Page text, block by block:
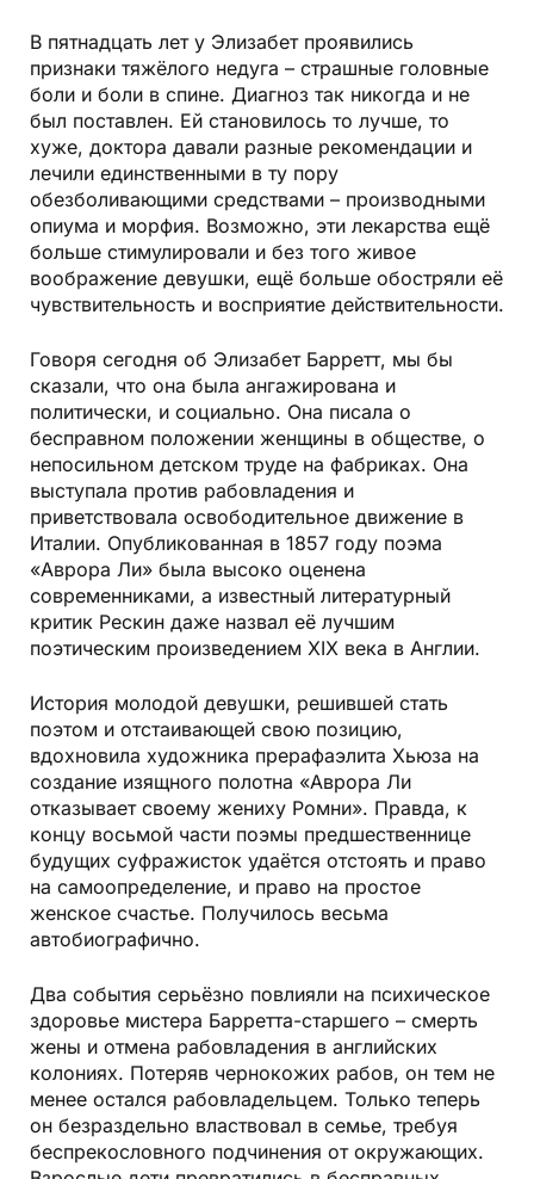
В пятнадцать лет у Элизабет проявились
признаки тяжёлого недуга – страшные головные
боли и боли в спине. Диагноз так никогда и не
был поставлен. Ей становилось то лучше, то
хуже, доктора давали разные рекомендации и
лечили единственными в ту пору
обезболивающими средствами – производными
опиума и морфия. Возможно, эти лекарства ещё
больше стимулировали и без того живое
воображение девушки, ещё больше обостряли её
чувствительность и восприятие действительности.
Говоря сегодня об Элизабет Барретт, мы бы
сказали, что она была ангажирована и
политически, и социально. Она писала о
бесправном положении женщины в обществе, о
непосильном детском труде на фабриках. Она
выступала против рабовладения и
приветствовала освободительное движение в
Италии. Опубликованная в 1857 году поэма
«Аврора Ли» была высоко оценена
современниками, а известный литературный
критик Рескин даже назвал её лучшим
поэтическим произведением XIX века в Англии.
История молодой девушки, решившей стать
поэтом и отстаивающей свою позицию,
вдохновила художника прерафаэлита Хьюза на
создание изящного полотна «Аврора Ли
отказывает своему жениху Ромни». Правда, к
концу восьмой части поэмы предшественнице
будущих суфражисток удаётся отстоять и право
на самоопределение, и право на простое
женское счастье. Получилось весьма
автобиографично.
Два события серьёзно повлияли на психическое
здоровье мистера Барретта-старшего – смерть
жены и отмена рабовладения в английских
колониях. Потеряв чернокожих рабов, он тем не
менее остался рабовладельцем. Только теперь
он безраздельно властвовал в семье, требуя
беспрекословного подчинения от окружающих.